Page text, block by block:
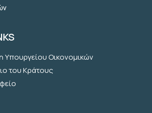
Υπουργείου Οικονομικών
του Κράτους